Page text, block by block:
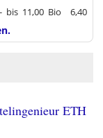
bis 11,00 Bio 6,40
ETH